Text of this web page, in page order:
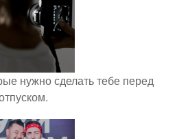
нужно сделать тебе перед